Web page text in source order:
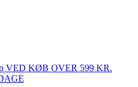
VED KØB OVER 599 KR.